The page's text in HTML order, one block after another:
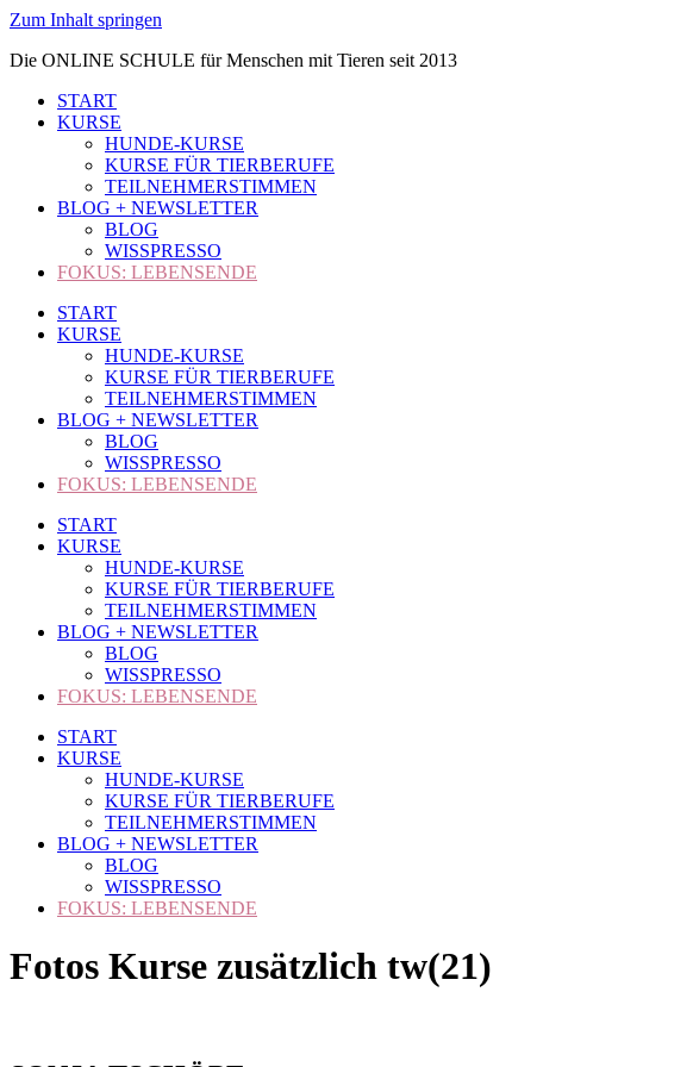
Zum Inhalt springen
Die ONLINE SCHULE für Menschen mit Tieren seit 2013
START
KURSE
HUNDE-KURSE
KURSE FÜR TIERBERUFE
TEILNEHMERSTIMMEN
BLOG + NEWSLETTER
BLOG
WISSPRESSO
FOKUS: LEBENSENDE
START
KURSE
HUNDE-KURSE
KURSE FÜR TIERBERUFE
TEILNEHMERSTIMMEN
BLOG + NEWSLETTER
BLOG
WISSPRESSO
FOKUS: LEBENSENDE
START
KURSE
HUNDE-KURSE
KURSE FÜR TIERBERUFE
TEILNEHMERSTIMMEN
BLOG + NEWSLETTER
BLOG
WISSPRESSO
FOKUS: LEBENSENDE
START
KURSE
HUNDE-KURSE
KURSE FÜR TIERBERUFE
TEILNEHMERSTIMMEN
BLOG + NEWSLETTER
BLOG
WISSPRESSO
FOKUS: LEBENSENDE
Fotos Kurse zusätzlich tw(21)